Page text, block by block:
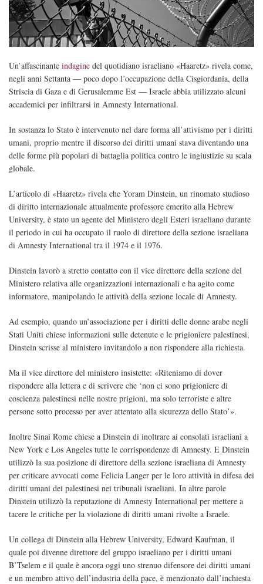
Un’affascinante indagine del quotidiano israeliano «Haaretz» rivela come,
negli anni Settanta — poco dopo l’occupazione della Cisgiordania, della
Striscia di Gaza e di Gerusalemme Est — Israele abbia utilizzato alcuni
accademici per infiltrarsi in Amnesty International.
In sostanza lo Stato è intervenuto nel dare forma all’attivismo per i diritti
umani, proprio mentre il discorso dei diritti umani stava diventando una
delle forme più popolari di battaglia politica contro le ingiustizie su scala
globale.
L’articolo di «Haaretz» rivela che Yoram Dinstein, un rinomato studioso
di diritto internazionale attualmente professore emerito alla Hebrew
University, è stato un agente del Ministero degli Esteri israeliano durante
il periodo in cui ha occupato il ruolo di direttore della sezione israeliana
di Amnesty International tra il 1974 e il 1976.
Dinstein lavorò a stretto contatto con il vice direttore della sezione del
Ministero relativa alle organizzazioni internazionali e ha agito come
informatore, manipolando le attività della sezione locale di Amnesty.
Ad esempio, quando un’associazione per i diritti delle donne arabe negli
Stati Uniti chiese informazioni sulle detenute e le prigioniere palestinesi,
Dinstein scrisse al ministero invitandolo a non rispondere alla richiesta.
Ma il vice direttore del ministero insistette: «Riteniamo di dover
rispondere alla lettera e di scrivere che ‘non ci sono prigioniere di
coscienza palestinesi nelle nostre prigioni, ma solo terroriste e altre
persone sotto processo per aver attentato alla sicurezza dello Stato’».
Inoltre Sinai Rome chiese a Dinstein di inoltrare ai consolati israeliani a
New York e Los Angeles tutte le corrispondenze di Amnesty. E Dinstein
utilizzò la sua posizione di direttore della sezione israeliana di Amnesty
per criticare avvocati come Felicia Langer per le loro attività in difesa dei
diritti umani dei palestinesi nei tribunali israeliani. In altre parole
Dinstein utilizzò la reputazione di Amnesty International per mettere a
tacere le critiche per la violazione di diritti umani rivolte a Israele.
Un collega di Dinstein alla Hebrew University, Edward Kaufman, il
quale poi divenne direttore del gruppo israeliano per i diritti umani
B’Tselem e il quale è ancora oggi uno strenuo difensore dei diritti umani
e un membro attivo dell’industria della pace, è menzionato dall’inchiesta